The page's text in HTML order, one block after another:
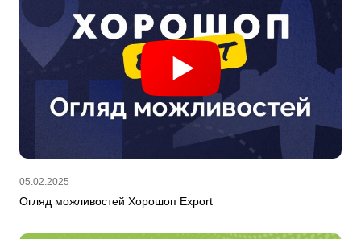
05.02.2025
Огляд можливостей Хорошоп Export